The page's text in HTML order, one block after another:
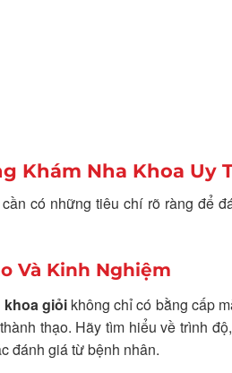
Khám Nha Khoa Uy
có những tiêu chí rõ ràng để
Và Kinh Nghiệm
khoa giỏikhông chỉ có bằng cấp
thạo. Hãy tìm hiểu về trình
đánh giá từ bệnh nhân.